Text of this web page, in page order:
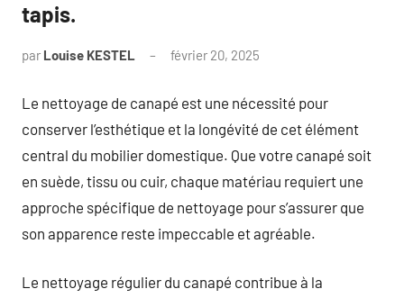
tapis.
par Louise KESTEL février 20, 2025
Le nettoyage de canapé est une nécessité pour
conserver l’esthétique et la longévité de cet élément
central du mobilier domestique. Que votre canapé soit
en suède, tissu ou cuir, chaque matériau requiert une
approche spécifique de nettoyage pour s’assurer que
son apparence reste impeccable et agréable.
Le nettoyage régulier du canapé contribue à la